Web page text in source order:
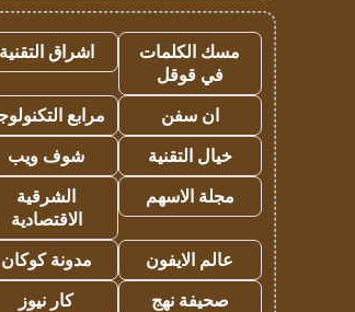
مسك الكلمات
في قوقل
اشراق التقنية
ان سفن
مرابع
خيال التقنية
شوف ويب
مجلة الاسهم
الشرقية
الاقتصادية
عالم الايفون
مدونة كوكان
صحيفة نهج
كار نيوز